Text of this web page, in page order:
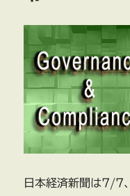
日本経済新聞は7/7